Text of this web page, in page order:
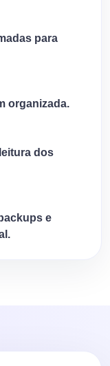
para
organizada.
dos
e